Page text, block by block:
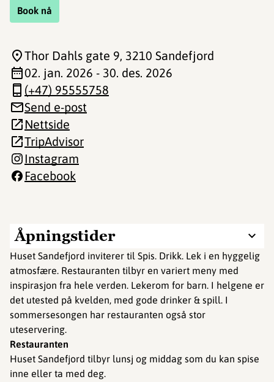
Book nå
Åpningstider
Huset Sandefjord inviterer til Spis. Drikk. Lek i en hyggelig
atmosfære. Restauranten tilbyr en variert meny med
inspirasjon fra hele verden. Lekerom for barn. I helgene er
det utested på kvelden, med gode drinker & spill. I
sommersesongen har restauranten også stor
uteservering.
Restauranten
Huset Sandefjord tilbyr lunsj og middag som du kan spise
inne eller ta med deg.
Thor Dahls gate 9, 3210 Sandefjord
02. jan. 2026 - 30. des. 2026
(+47) 95555758
Send e-post
Nettside
TripAdvisor
Instagram
Facebook